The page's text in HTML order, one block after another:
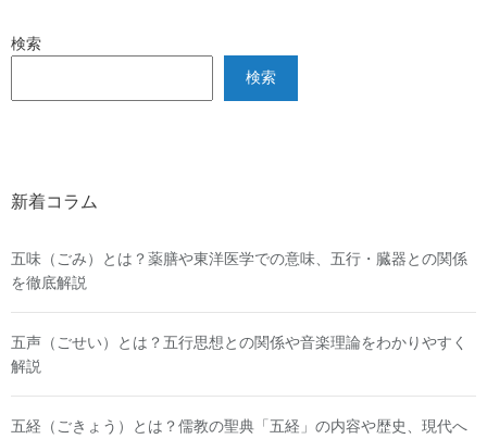
検索
検索
新着コラム
五味（ごみ）とは？薬膳や東洋医学での意味、五行・臓器との関係
を徹底解説
五声（ごせい）とは？五行思想との関係や音楽理論をわかりやすく
解説
五経（ごきょう）とは？儒教の聖典「五経」の内容や歴史、現代へ